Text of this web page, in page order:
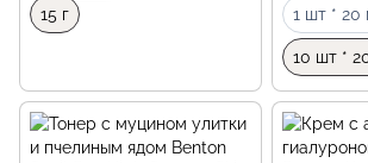
15 г 1 шт * 20
10 шт *